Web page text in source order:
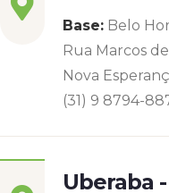
Base: Belo
Rua Marcos
Nova
(31) 9 8794-
Uberaba